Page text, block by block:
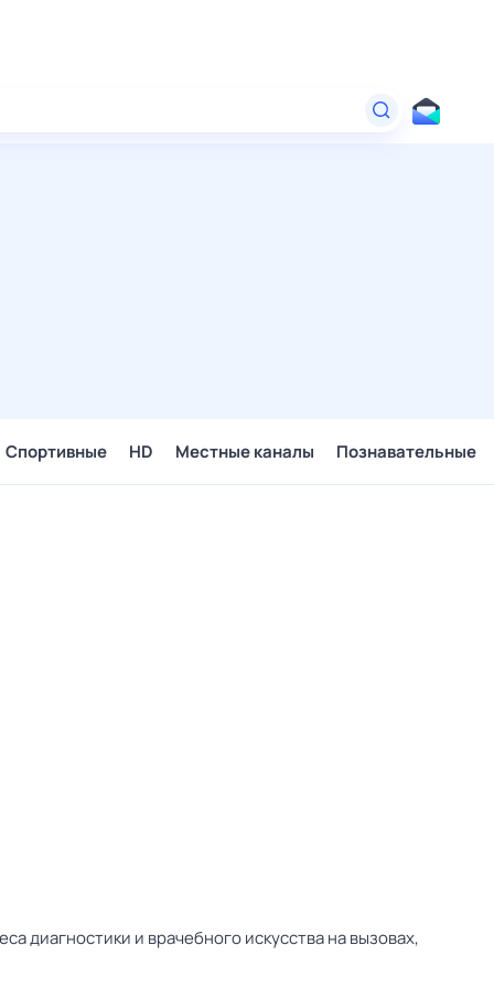
Спортивные HD Местные каналы Познавательные
диагностики и врачебного искусства на вызовах,